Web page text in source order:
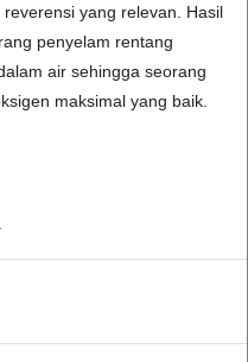
yang relevan. Hasil
penyelam rentang
air sehingga seorang
maksimal yang baik.